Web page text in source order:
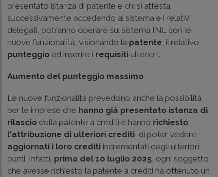
presentato istanza di patente e chi si attesta
successivamente accedendo al sistema e i relativi
delegati, potranno operare sul sistema INL con le
nuove funzionalità, visionando la patente , il relativo
punteggio ed inserire i requisiti ulteriori.
Aumento del punteggio massimo
Le nuove funzionalità prevedono anche la possibilità
per le imprese che hanno già presentato istanza di
rilascio della patente a crediti e hanno richiesto
l'attribuzione di ulteriori crediti , di poter vedere
aggiornati i loro crediti incrementati degli ulteriori
punti. Infatti, prima del 10 luglio 2025 , ogni soggetto
che avesse richiesto la patente a crediti ha ottenuto un